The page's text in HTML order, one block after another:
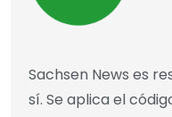
Sachsen News es
sí. Se aplica el